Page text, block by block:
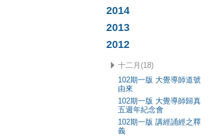
2014
2013
2012
十二月(18)
102期一版 大覺導師道號
由來
102期一版 大覺導師歸真
五週年紀念會
102期一版 講經誦經之釋
義